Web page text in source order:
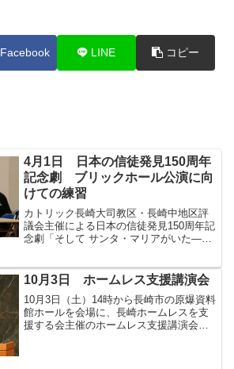
Facebook LINE コピー
4月1日 日本の信徒発見150周年
記念劇 ブリックホール公演に向
けての練習
カトリック長崎大司教区・長崎中地区評
議会主催による日本の信徒発見150周年記
念劇「そして サンタ・マリアがいた—キ
される。 長崎中地区を中心に信徒・司
祭らが出演する...
10月3日 ホームレス支援講演会
10月3日（土）14時から長崎市の原爆資料
館ホールを会場に、長崎ホームレスを支
援する会主催のホームレス支援講演会が